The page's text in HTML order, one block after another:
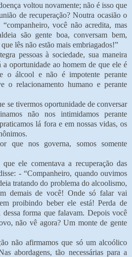
voltou novamente; não é isso que
de recuperação? Noutra ocasião o
você não acredita, mas
são gente boa, conversam bem,
lês não estão mais embriagados!”
pessoas à sociedade, sua maneira
oportunidade ao homem de que ele é
o álcool e não é impotente perante
o relacionamento humano e perante
se tivermos oportunidade de conversar
não nos intimidamos perante
lá fora e em nossas vidas, os
que nos governa, somos somente
ele comentava a recuperação das
- “Companheiro, quando ouvimos
tratando do problema do alcoolismo,
demais de você! Onde só falar vai
proibindo beber ele está! Perda de
forma que falavam. Depois você
não vê agora? Um monte de gente
não afirmamos que só um alcoólico
abordagens, tão necessárias para a